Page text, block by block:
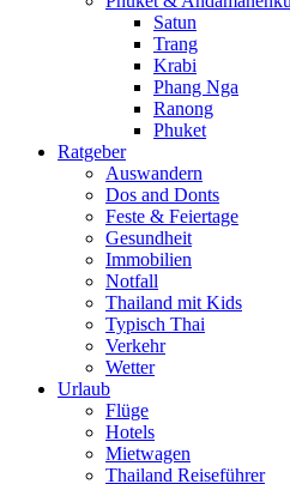
Satun
Trang
Krabi
Phang Nga
Ranong
Phuket
Ratgeber
Auswandern
Dos and Donts
Feste & Feiertage
Gesundheit
Immobilien
Notfall
Thailand mit Kids
Typisch Thai
Verkehr
Wetter
Urlaub
Flüge
Hotels
Mietwagen
Thailand Reiseführer